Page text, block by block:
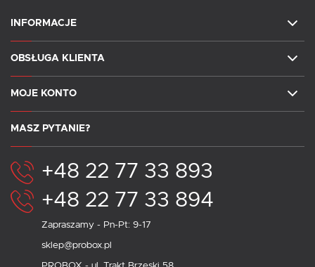
INFORMACJE
OBSŁUGA KLIENTA
MOJE KONTO
MASZ PYTANIE?
+48 22 77 33 893
+48 22 77 33 894
Zapraszamy - Pn-Pt: 9-17
sklep@probox.pl